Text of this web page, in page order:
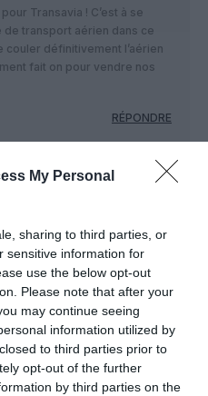
My Personal
sharing to third parties, or
sensitive information for
use the below opt-out
Please note that after your
may continue seeing
information utilized by
to third parties prior to
opt-out of the further
by third parties on the
Transavia ! C’est à se
de transport aérien dans ce
définitivement l’aérien
fait on pour vendre nos
RÉPONDRE
DON
lecteurs !
participez
à son
!